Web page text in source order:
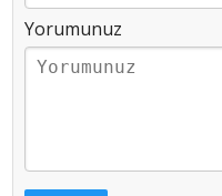
Yorumunuz